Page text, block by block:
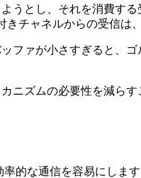
うとし、それを消費す
チャネルからの受信は
ファが小さすぎると、
ニズムの必要性を減ら
的な通信を容易にし